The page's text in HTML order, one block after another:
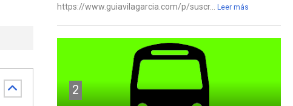
https://www.guiavilagarcia.com/p/suscr...
Leer más
2